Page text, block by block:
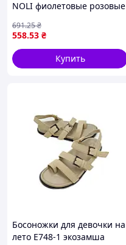
NOLI фиолетовые розовые
плавания и отдыха
SKU_515-93
558.53 ₴
691.25₴
Купить
Босоножки для девочки на
лето E748-1 экозамша